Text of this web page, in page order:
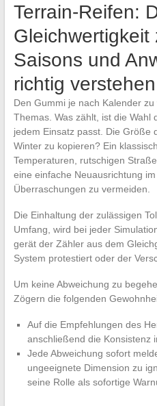
Terrain-Reifen:
Gleichwertigkeit
Saisons und
richtig verstehen
Den Gummi je nach Kalender
Themas. Was zählt, ist die Wahl
jedem Einsatz passt. Die Größe
Winter zu kopieren? Ein
Temperaturen, rutschigen
eine einfache Neuausrichtung
Überraschungen zu vermeiden.
Die Einhaltung der zulässigen
Umfang, wird bei jeder
gerät der Zähler aus dem
System protestiert oder der
Um keine Abweichung zu
Zögern die folgenden
Auf die Empfehlungen des
anschließend die Konsistenz
Jede Abweichung sofort
ungeeignete Dimension zu
seine Rolle als sofortige